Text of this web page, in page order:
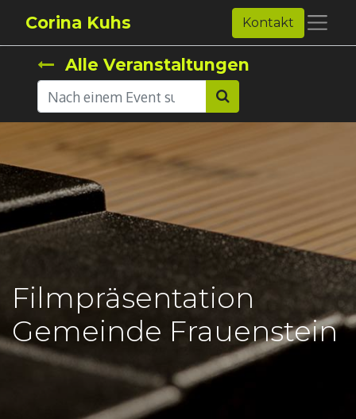
Corina Kuhs Kontakt
Alle Veranstaltungen
Filmpräsentation
Gemeinde Frauenstein